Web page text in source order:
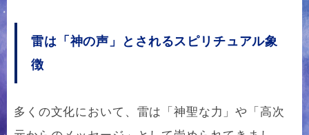
雷は「神の声」とされるスピリチュアル象
徴
多くの文化において、雷は「神聖な力」や「高次